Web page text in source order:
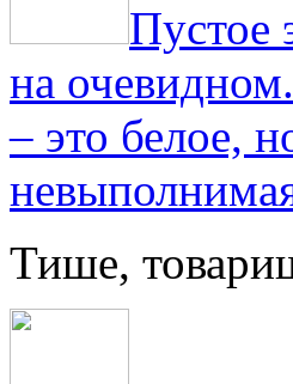
Пустое
на
– это белое,
Тише,